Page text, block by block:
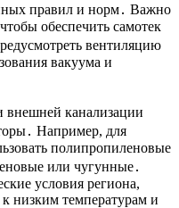
правил и норм․ Важно
обеспечить самотек
вентиляцию
вакуума и
внешней канализации
Например, для
полипропиленовые
или чугунные․
условия региона,
низким температурам и